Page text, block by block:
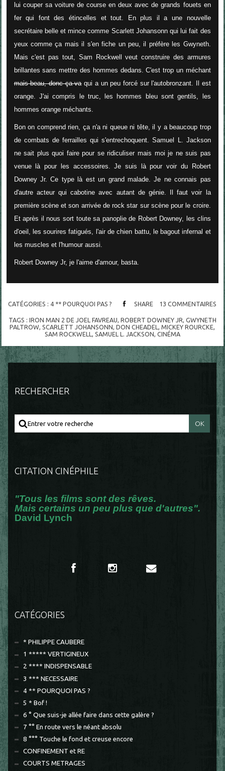
lui couper sa voiture de course en deux avec de grands fouets en
fer qui font des étincelles et tout. En plus il a une nouvelle
secrétaire belle et mince comme Scarlett Johansonn qui lui fait des
yeux comme ça mais il s'en fiche un peu, il préfère les Gwyneth.
Mais c'est pas tout, Sam Rockwell veut construire des armures
brillantes sans mettre des hommes dedans. C'est trop un méchant
mais beau, donc ça vaqui a un peu forcé sur l'autobronzant. Il est
orange. J'ai compris le truc, les hommes bleu sont gentils, les
hommes orange méchants.
Bon on comprend rien, ça n'a ni queue ni tête, il y a beaucoup trop
de combats de ferrailles qui s'entrechoquent. Samuel L. Jackson
ne sait plus quoi faire pour se ridiculiser mais moi je ne suis pas
venue là pour les accessoires. Je suis là pour voir du Robert
Downey Jr. Ce type là est un grand malade. Je ne connais pas
d'autre acteur qui cabotine avec autant de génie. Il faut voir la
première scène et son arrivée de rock star sur scène pour le croire.
Et après il nous sort toute sa panoplie de Robert Downey, les clins
d'oeil, les sourires fatigués, l'air de chien battu, le bagout infernal et
les muscles et l'humour aussi.
Robert Downey Jr, je l'aime d'amour, basta.
CATÉGORIES : 4 ** POURQUOI PAS ? SHARE 13 COMMENTAIRES
TAGS : IRON MAN 2 DE JOEL FAVREAU, ROBERT DOWNEY JR, GWYNETH
PALTROW,SCARLETT JOHANSONN,DON CHEADEL,MICKEY ROURCKE,
SAM ROCKWELL , SAMUEL L. JACKSON, CINÉMA
RECHERCHER
CITATION CINÉPHILE
"Tous les films sont des rêves.
Mais certains un peu plus que d'autres".
David Lynch
CATÉGORIES
* PHILIPPE CAUBERE
1 ***** VERTIGINEUX
2 **** INDISPENSABLE
3 *** NECESSAIRE
4 ** POURQUOI PAS ?
5 * Bof !
6 ° Que suis-je allée faire dans cette galère ?
7 °° En route vers le néant absolu
8 °°° Touche le fond et creuse encore
CONFINEMENT et RE
COURTS METRAGES